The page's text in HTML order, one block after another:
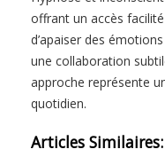
offrant un accès
d’apaiser des
une collaboration
approche représente
quotidien.
Articles Similaires: